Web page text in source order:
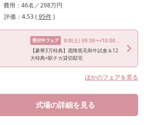
費用： 46名 ／298万円
評価： 4.53( 95件)
受付中フェア 8/8(土) 09:30〜/10:00〜/10:30〜
【豪華3万特典】霜降黒毛和牛試食＆12
大特典×駅チカ貸切邸宅
ほかのフェアを見る
式場の詳細を見る